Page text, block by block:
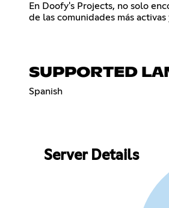
En Doofy's Projects, no solo
de las comunidades más activas
SUPPORTED
Spanish
Server Details